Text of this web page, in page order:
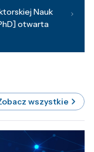
Nauk
otwarta
wszystkie